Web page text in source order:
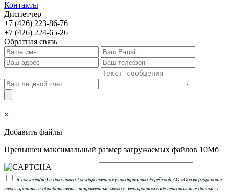
Контакты
Диспетчер
+7 (426) 223-86-76
+7 (426) 224-65-26
Обратная связь
×
Добавить файлы
Превышен максимальный размер загружаемых файлов 10Мб
Я согласен(на) и даю право Государственному предприятию Еврейской АО «Облэнергоремонт
плюс» хранить и обрабатывать направленные мною в электронном виде персональные данные с